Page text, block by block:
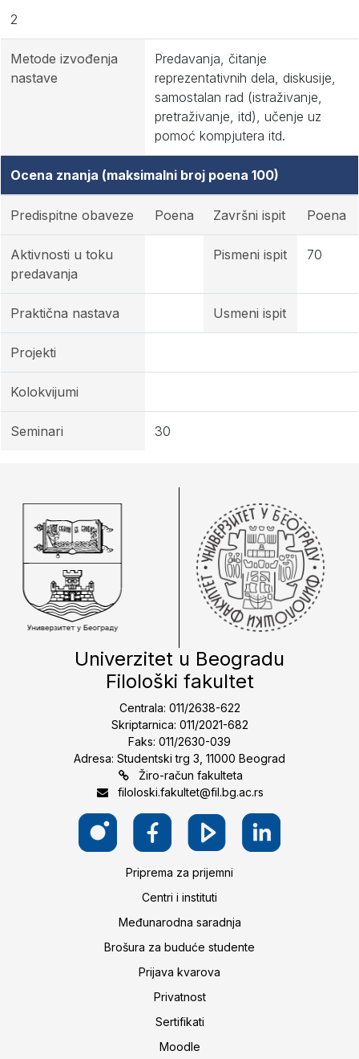
2
Metode izvođenja
nastave
Predavanja, čitanje
reprezentativnih dela, diskusije,
samostalan rad (istraživanje,
pretraživanje, itd), učenje uz
pomoć kompjutera itd.
Ocena znanja (maksimalni broj poena 100)
Predispitne obaveze Poena Završni ispit Poena
Aktivnosti u toku
predavanja
Pismeni ispit 70
Praktična nastava Usmeni ispit
Projekti
Kolokvijumi
Seminari 30
Univerzitet u Beogradu
Filološki fakultet
Centrala: 011/2638-622
Skriptarnica: 011/2021-682
Faks: 011/2630-039
Adresa: Studentski trg 3, 11000 Beograd
Žiro-račun fakulteta
filoloski.fakultet@fil.bg.ac.rs
Priprema za prijemni
Centri i instituti
Međunarodna saradnja
Brošura za buduće studente
Prijava kvarova
Privatnost
Sertifikati
Moodle